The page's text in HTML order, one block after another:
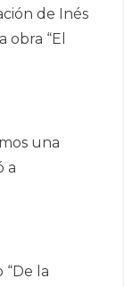
de Inés
obra “El
una
a
la